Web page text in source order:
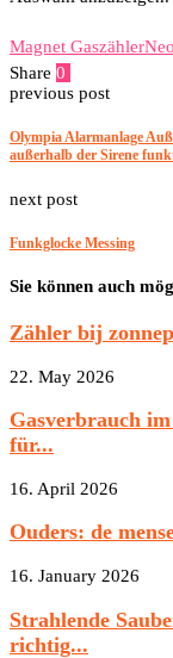
Magnet Gaszähler
Share 0
previous post
Olympia Alarmanlage
außerhalb der Sirene
next post
Funkglocke Messing
Sie können auch
Zähler bij
22. May 2026
Gasverbrauch
für...
16. April 2026
Ouders: de
16. January 2026
Strahlende
richtig...